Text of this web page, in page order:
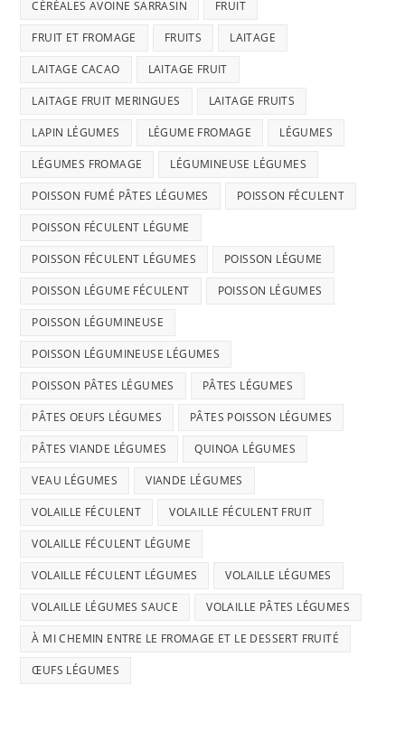
CÉRÉALES AVOINE SARRASIN FRUIT
FRUIT ET FROMAGE FRUITS LAITAGE
LAITAGE CACAO LAITAGE FRUIT
LAITAGE FRUIT MERINGUES LAITAGE FRUITS
LAPIN LÉGUMES LÉGUME FROMAGE LÉGUMES
LÉGUMES FROMAGE LÉGUMINEUSE LÉGUMES
POISSON FUMÉ PÂTES LÉGUMES POISSON FÉCULENT
POISSON FÉCULENT LÉGUME
POISSON FÉCULENT LÉGUMES POISSON LÉGUME
POISSON LÉGUME FÉCULENT POISSON LÉGUMES
POISSON LÉGUMINEUSE
POISSON LÉGUMINEUSE LÉGUMES
POISSON PÂTES LÉGUMES PÂTES LÉGUMES
PÂTES OEUFS LÉGUMES PÂTES POISSON LÉGUMES
PÂTES VIANDE LÉGUMES QUINOA LÉGUMES
VEAU LÉGUMES VIANDE LÉGUMES
VOLAILLE FÉCULENT VOLAILLE FÉCULENT FRUIT
VOLAILLE FÉCULENT LÉGUME
VOLAILLE FÉCULENT LÉGUMES VOLAILLE LÉGUMES
VOLAILLE LÉGUMES SAUCE VOLAILLE PÂTES LÉGUMES
À MI CHEMIN ENTRE LE FROMAGE ET LE DESSERT FRUITÉ
ŒUFS LÉGUMES